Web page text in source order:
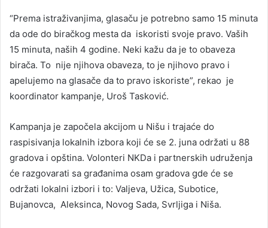
“Prema istraživanjima, glasaču je potrebno samo 15 minuta
da ode do biračkog mesta da iskoristi svoje pravo. Vaših
15 minuta, naših 4 godine. Neki kažu da je to obaveza
birača. To nije njihova obaveza, to je njihovo pravo i
apelujemo na glasače da to pravo iskoriste”, rekao je
koordinator kampanje, Uroš Tasković.
Kampanja je započela akcijom u Nišu i trajaće do
raspisivanja lokalnih izbora koji će se 2. juna održati u 88
gradova i opština. Volonteri NKDa i partnerskih udruženja
će razgovarati sa građanima osam gradova gde će se
održati lokalni izbori i to: Valjeva, Užica, Subotice,
Bujanovca, Aleksinca, Novog Sada, Svrljiga i Niša.